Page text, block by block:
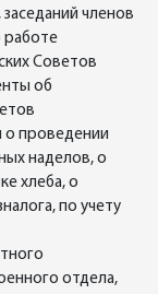
членов
работе
Советов
об
проведении
наделов, о
хлеба, о
по учету
отдела,